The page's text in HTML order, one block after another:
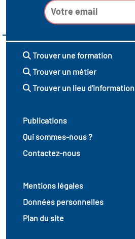
Trouver une formation
Trouver un métier
Trouver un lieu d'information
Publications
Qui sommes-nous ?
Contactez-nous
Mentions légales
Données personnelles
Plan du site